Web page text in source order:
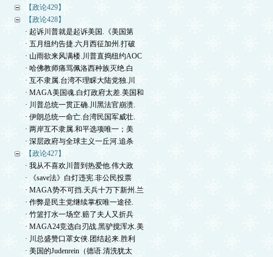
【政论429】
【政论428】
· 起诉川普就是起诉美国.《美国第
· 五月纽约告捷.六月西征加州.打破
· 山雨欲来风满楼.川普直捣纽约AOC
· 哈佛教师痛骂佩洛西种族灭绝.白
· 互不隶属.台湾不理睬大陆党独.川
· MAGA美国魂.白灯政府太差.美国和
· 川普总统一贯正确.川黑法官崩溃.
· 伊朗总统一命亡.台湾民国军威壮.
· 两岸互不隶属.和平选项唯一；美
· 深层政府与全球主义一丘河.追杀
【政论427】
· 我从不喜欢川普到热爱他.伟大政
· 《save法》白灯违宪.非公民投票
· MAGA势不可挡.天兵十万下新州.兰
· 作弊是民主党继续掌权唯一途径.
· 竹篮打水一场空.赔了夫人又折兵
· MAGA24竞选白刃战.黑驴搅浑水.美
· 川总盛赞口罩女侠.团结起来.胜利
· 美国的Judenrein（德语.清洗犹太